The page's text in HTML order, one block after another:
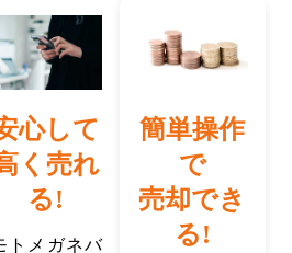
心して
く売れ
る!
トメガネバ
簡単操作
で
売却でき
る!